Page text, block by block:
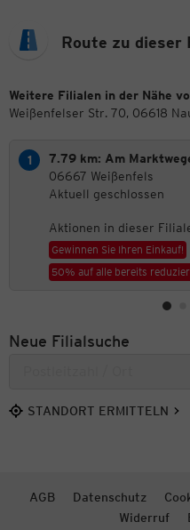
Route zu dieser
Weitere Filialen in der Nähe
Weißenfelser Str. 70, 06618
7.79 km: Am
06667 Weißenfels
Aktuell geschlossen
Aktionen in dieser
Gewinnen Sie Ihren Einkauf!
50% auf alle bereits
Neue Filialsuche
STANDORT ERMITTELN
AGB Datenschutz
Widerruf